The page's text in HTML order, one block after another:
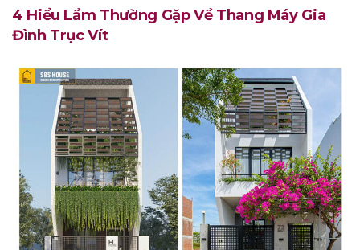
4 Hiểu Lầm Thường Gặp Về Thang Máy Gia
Đình Trục Vít